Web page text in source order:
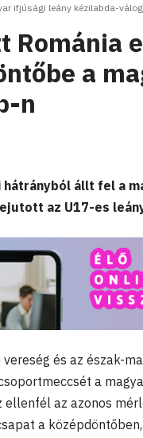
ifjúsági leány kézilabda-
Románia
a
n
állt fel a
az U17-es
és az észak-
a
ellenfél az azonos
a